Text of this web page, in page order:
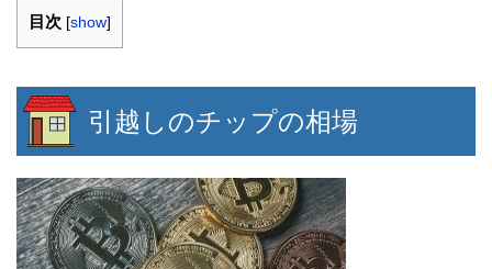
目次 [show]
引越しのチップの相場